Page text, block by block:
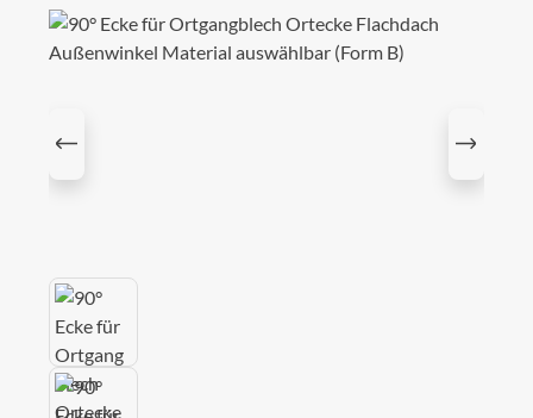
Bildergalerie überspringen